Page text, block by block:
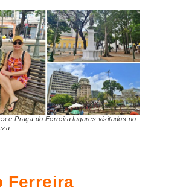
e Praça do Ferreira lugares visitados no
Ferreira